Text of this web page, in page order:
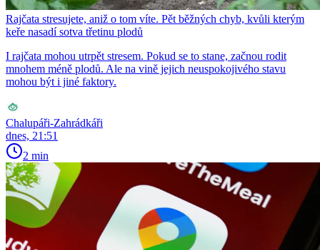
Rajčata stresujete, aniž o tom víte. Pět běžných chyb, kvůli kterým
keře nasadí sotva třetinu plodů
I rajčata mohou utrpět stresem. Pokud se to stane, začnou rodit
mnohem méně plodů. Ale na vině jejich neuspokojivého stavu
mohou být i jiné faktory.
Chalupáři-Zahrádkáři
dnes, 21:51
2 min